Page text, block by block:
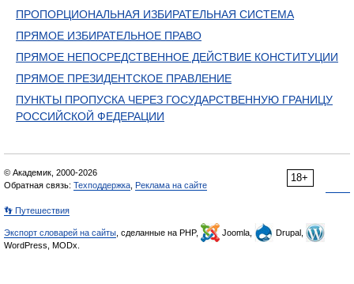
ПРОПОРЦИОНАЛЬНАЯ ИЗБИРАТЕЛЬНАЯ СИСТЕМА
ПРЯМОЕ ИЗБИРАТЕЛЬНОЕ ПРАВО
ПРЯМОЕ НЕПОСРЕДСТВЕННОЕ ДЕЙСТВИЕ КОНСТИТУЦИИ
ПРЯМОЕ ПРЕЗИДЕНТСКОЕ ПРАВЛЕНИЕ
ПУНКТЫ ПРОПУСКА ЧЕРЕЗ ГОСУДАРСТВЕННУЮ ГРАНИЦУ
РОССИЙСКОЙ ФЕДЕРАЦИИ
18+
© Академик, 2000-2026
Обратная связь: Техподдержка Реклама на сайте
👣 Путешествия
Экспорт словарей на сайты , сделанные на PHP, Joomla,
Drupal,
WordPress, MODx.